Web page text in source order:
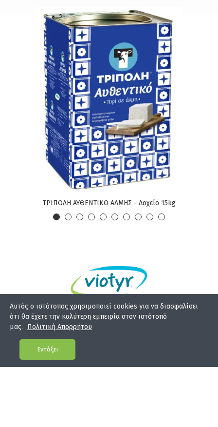
ΤΡΙΠΟΛΗ ΑΥΘΕΝΤΙΚΟ ΑΛΜΗΣ - Δοχείο 15kg
ΒΙΟΤΥΡ ΑΕΒΕ
ΒΙΟ.ΠΑ. Κορωπίου, Θέση Αλωνίστρα, Πόκα 19400
Αυτός ο ιστότοπος χρησιμοποιεί cookies για να διασφαλίσει
ότι θα έχετε την καλύτερη εμπειρία στον ιστότοπό
μας.
Πολιτική Απορρήτου
Εντάξει